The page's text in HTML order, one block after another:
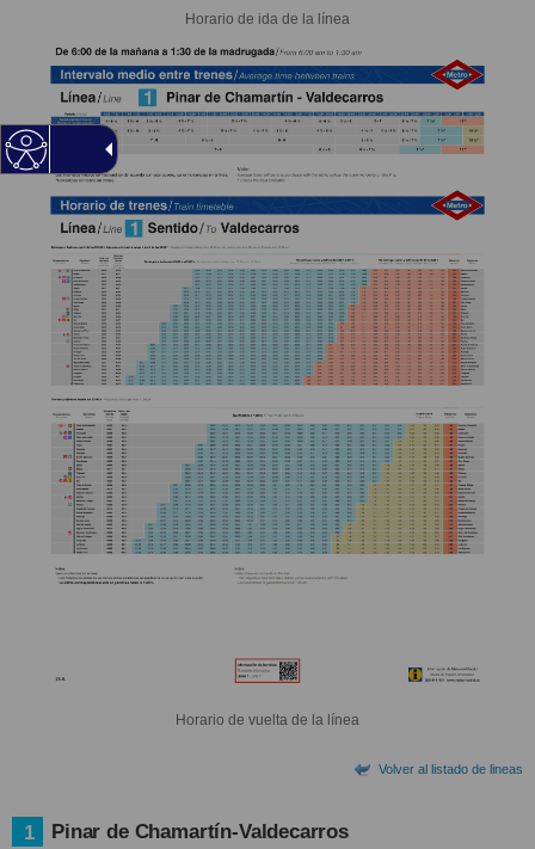
Horario de ida de la línea
Horario de vuelta de la línea
Volver al listado de lineas
1 Pinar de Chamartín-Valdecarros